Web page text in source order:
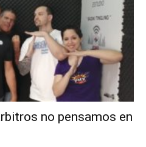
no pensamos en